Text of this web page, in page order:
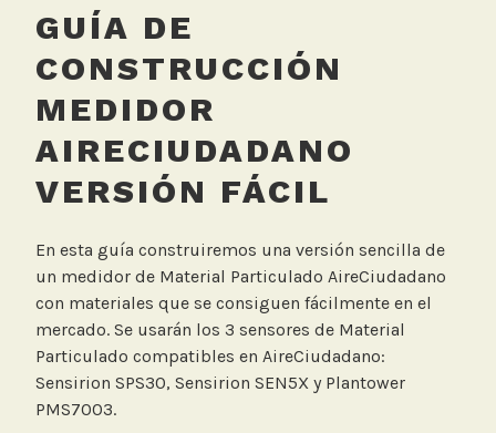
GUÍA DE
CONSTRUCCIÓN
MEDIDOR
AIRECIUDADANO
VERSIÓN FÁCIL
En esta guía construiremos una versión sencilla de
un medidor de Material Particulado AireCiudadano
con materiales que se consiguen fácilmente en el
mercado. Se usarán los 3 sensores de Material
Particulado compatibles en AireCiudadano:
Sensirion SPS30, Sensirion SEN5X y Plantower
PMS7003.